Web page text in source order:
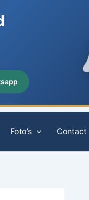
Foto’s Contact